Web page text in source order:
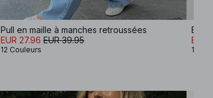
Pull en maille à manches retroussées
EUR 27.96 EUR 39.95
12 Couleurs
EUR
1